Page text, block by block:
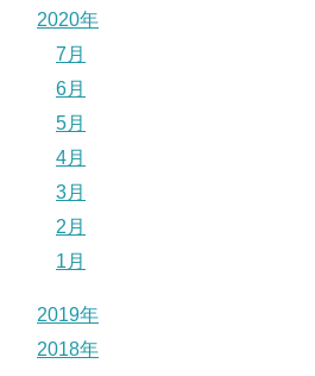
2020年
7月
6月
5月
4月
3月
2月
1月
2019年
2018年